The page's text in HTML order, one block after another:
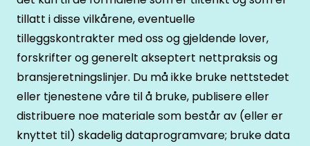
tillatt i disse vilkårene, eventuelle
tilleggskontrakter med oss og gjeldende lover,
forskrifter og generelt akseptert nettpraksis og
bransjeretningslinjer. Du må ikke bruke nettstedet
eller tjenestene våre til å bruke, publisere eller
distribuere noe materiale som består av (eller er
knyttet til) skadelig dataprogramvare; bruke data